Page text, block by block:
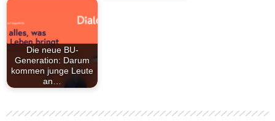
Die neue BU-
Generation: Darum
kommen junge Leute
an…